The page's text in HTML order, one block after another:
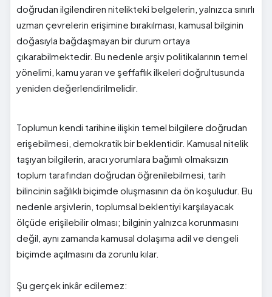
doğrudan ilgilendiren nitelikteki belgelerin, yalnızca sınırlı
uzman çevrelerin erişimine bırakılması, kamusal bilginin
doğasıyla bağdaşmayan bir durum ortaya
çıkarabilmektedir. Bu nedenle arşiv politikalarının temel
yönelimi, kamu yararı ve şeffaflık ilkeleri doğrultusunda
yeniden değerlendirilmelidir.
Toplumun kendi tarihine ilişkin temel bilgilere doğrudan
erişebilmesi, demokratik bir beklentidir. Kamusal nitelik
taşıyan bilgilerin, aracı yorumlara bağımlı olmaksızın
toplum tarafından doğrudan öğrenilebilmesi, tarih
bilincinin sağlıklı biçimde oluşmasının da ön koşuludur. Bu
nedenle arşivlerin, toplumsal beklentiyi karşılayacak
ölçüde erişilebilir olması; bilginin yalnızca korunmasını
değil, aynı zamanda kamusal dolaşıma adil ve dengeli
biçimde açılmasını da zorunlu kılar.
Şu gerçek inkâr edilemez: